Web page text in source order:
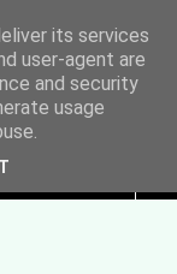
its services
user-agent are
and security
usage